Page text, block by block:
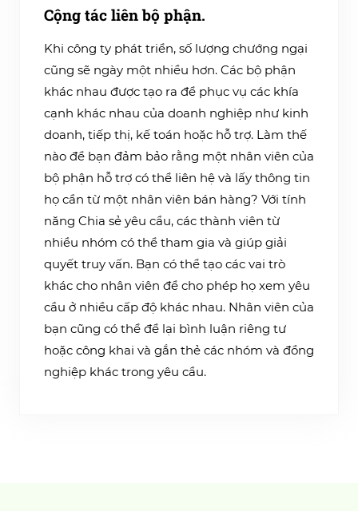
Cộng tác liên bộ phận.
Khi công ty phát triển, số lượng chướng ngại
cũng sẽ ngày một nhiều hơn. Các bộ phận
khác nhau được tạo ra để phục vụ các khía
cạnh khác nhau của doanh nghiệp như kinh
doanh, tiếp thị, kế toán hoặc hỗ trợ. Làm thế
nào để bạn đảm bảo rằng một nhân viên của
bộ phận hỗ trợ có thể liên hệ và lấy thông tin
họ cần từ một nhân viên bán hàng? Với tính
năng Chia sẻ yêu cầu, các thành viên từ
nhiều nhóm có thể tham gia và giúp giải
quyết truy vấn. Bạn có thể tạo các vai trò
khác cho nhân viên để cho phép họ xem yêu
cầu ở nhiều cấp độ khác nhau. Nhân viên của
bạn cũng có thể để lại bình luận riêng tư
hoặc công khai và gắn thẻ các nhóm và đồng
nghiệp khác trong yêu cầu.